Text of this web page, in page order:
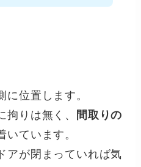
位置します。
りは無く、
間取りの
いています。
アが閉まっていれば気